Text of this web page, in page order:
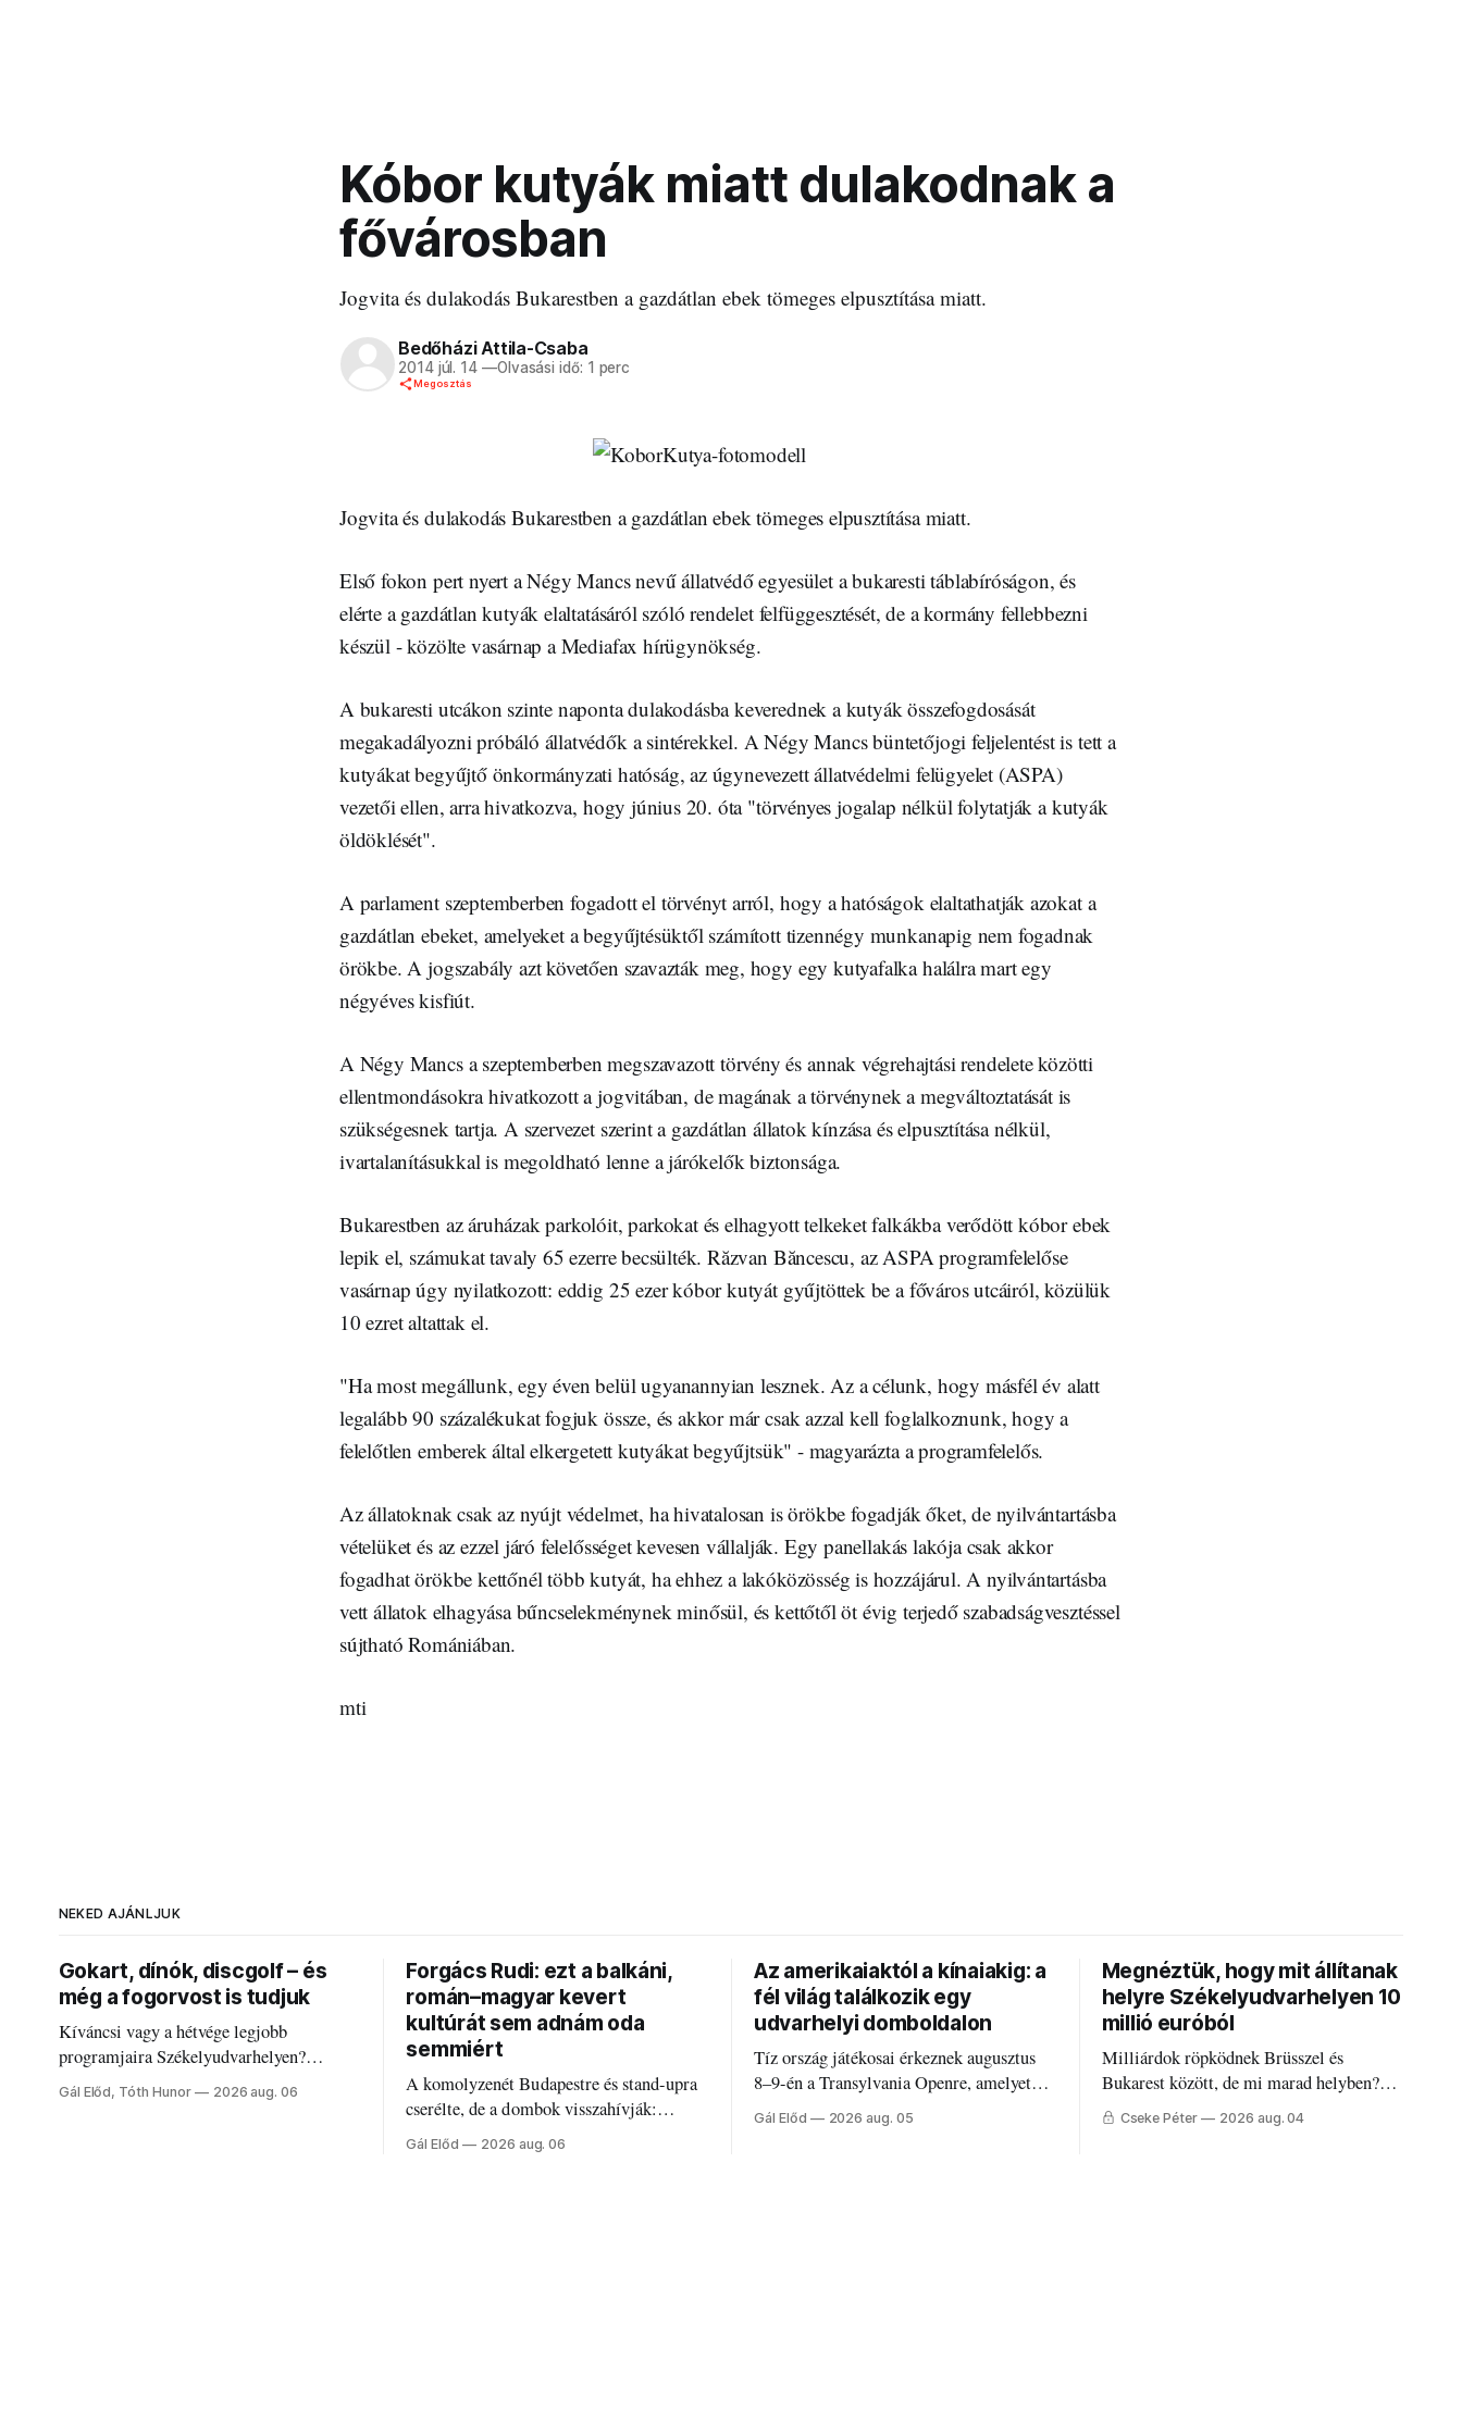
Kóbor kutyák miatt dulakodnak a
fővárosban
Jogvita és dulakodás Bukarestben a gazdátlan ebek tömeges elpusztítása miatt.
Bedőházi Attila-Csaba
2014 júl. 14 —Olvasási idő: 1 perc
Megosztás
Jogvita és dulakodás Bukarestben a gazdátlan ebek tömeges elpusztítása miatt.
Első fokon pert nyert a Négy Mancs nevű állatvédő egyesület a bukaresti táblabíróságon, és
elérte a gazdátlan kutyák elaltatásáról szóló rendelet felfüggesztését, de a kormány fellebbezni
készül - közölte vasárnap a Mediafax hírügynökség.
A bukaresti utcákon szinte naponta dulakodásba keverednek a kutyák összefogdosását
megakadályozni próbáló állatvédők a sintérekkel. A Négy Mancs büntetőjogi feljelentést is tett a
kutyákat begyűjtő önkormányzati hatóság, az úgynevezett állatvédelmi felügyelet (ASPA)
vezetői ellen, arra hivatkozva, hogy június 20. óta "törvényes jogalap nélkül folytatják a kutyák
öldöklését".
A parlament szeptemberben fogadott el törvényt arról, hogy a hatóságok elaltathatják azokat a
gazdátlan ebeket, amelyeket a begyűjtésüktől számított tizennégy munkanapig nem fogadnak
örökbe. A jogszabály azt követően szavazták meg, hogy egy kutyafalka halálra mart egy
négyéves kisfiút.
A Négy Mancs a szeptemberben megszavazott törvény és annak végrehajtási rendelete közötti
ellentmondásokra hivatkozott a jogvitában, de magának a törvénynek a megváltoztatását is
szükségesnek tartja. A szervezet szerint a gazdátlan állatok kínzása és elpusztítása nélkül,
ivartalanításukkal is megoldható lenne a járókelők biztonsága.
Bukarestben az áruházak parkolóit, parkokat és elhagyott telkeket falkákba verődött kóbor ebek
lepik el, számukat tavaly 65 ezerre becsülték. Răzvan Băncescu, az ASPA programfelelőse
vasárnap úgy nyilatkozott: eddig 25 ezer kóbor kutyát gyűjtöttek be a főváros utcáiról, közülük
10 ezret altattak el.
"Ha most megállunk, egy éven belül ugyanannyian lesznek. Az a célunk, hogy másfél év alatt
legalább 90 százalékukat fogjuk össze, és akkor már csak azzal kell foglalkoznunk, hogy a
felelőtlen emberek által elkergetett kutyákat begyűjtsük" - magyarázta a programfelelős.
Az állatoknak csak az nyújt védelmet, ha hivatalosan is örökbe fogadják őket, de nyilvántartásba
vételüket és az ezzel járó felelősséget kevesen vállalják. Egy panellakás lakója csak akkor
fogadhat örökbe kettőnél több kutyát, ha ehhez a lakóközösség is hozzájárul. A nyilvántartásba
vett állatok elhagyása bűncselekménynek minősül, és kettőtől öt évig terjedő szabadságvesztéssel
sújtható Romániában.
mti
NEKED AJÁNLJUK
Gokart, dínók, discgolf – és
még a fogorvost is tudjuk
Kíváncsi vagy a hétvége legjobb
programjaira Székelyudvarhelyen?
Nálunk megtalálod őket – sőt, ha baj van a
fogaddal, a fogorvosi ügyeletet is!
Gál Előd, Tóth Hunor 2026 aug. 06
Forgács Rudi: ezt a balkáni,
román–magyar kevert
kultúrát sem adnám oda
semmiért
A komolyzenét Budapestre és stand-upra
cserélte, de a dombok visszahívják:
Forgács Rudi humorról, származásról és
Gál Előd 2026 aug. 06
Az amerikaiaktól a kínaiakig: a
fél világ találkozik egy
udvarhelyi domboldalon
Tíz ország játékosai érkeznek augusztus
8–9-én a Transylvania Openre, amelyet
Románia legrégebben működő állandó
discgolfpályáján rendeznek meg.
Gál Előd 2026 aug. 05
Megnéztük, hogy mit állítanak
helyre Székelyudvarhelyen 10
millió euróból
Milliárdok röpködnek Brüsszel és
Bukarest között, de mi marad helyben?
Mire költik a PNRR-pénzeket
Cseke Péter 2026 aug. 04